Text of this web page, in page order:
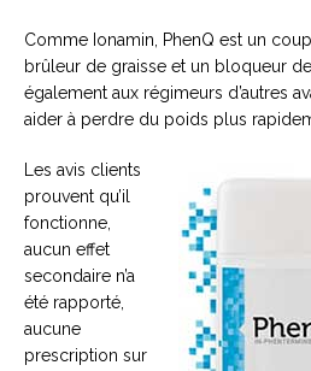
Comme Ionamin, PhenQ est un
brûleur de graisse et un bloqueur
également aux régimeurs d’autres
aider à perdre du poids plus
Les avis clients
prouvent qu’il
fonctionne,
aucun effet
secondaire n’a
été rapporté,
aucune
prescription sur